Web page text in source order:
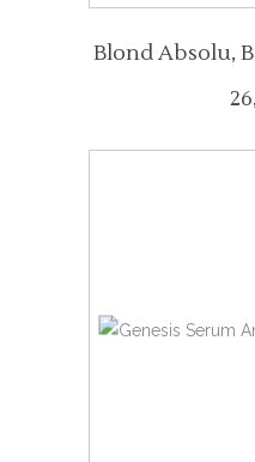
Blond Absolu,